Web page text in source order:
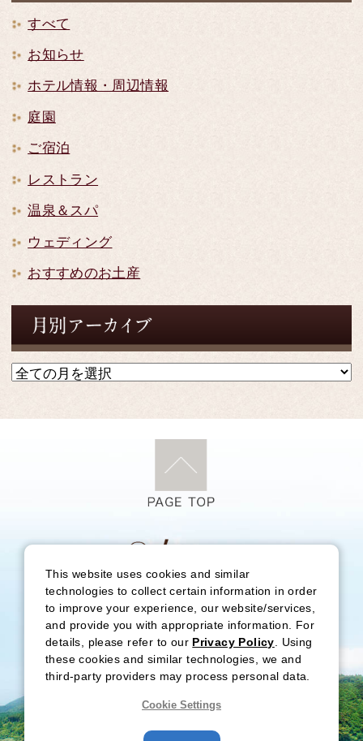
すべて
お知らせ
ホテル情報・周辺情報
庭園
ご宿泊
レストラン
温泉＆スパ
ウェディング
おすすめのお土産
〒250-0522 神奈川県足柄下郡箱根町元箱根80
（予約受付時間外連絡先 TEL：0460-83-7415）
Copyright 2026 HOTEL DE YAMA.
ALL Rights Reserved.
This website uses cookies and similar
technologies to collect certain information in order
to improve your experience, our website/services,
and provide you with appropriate information. For
details, please refer to our Privacy Policy . Using
these cookies and similar technologies, we and
third-party providers may process personal data.
Cookie Settings